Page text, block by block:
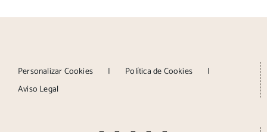
Personalizar Cookies
Política de Cookies
Aviso Legal